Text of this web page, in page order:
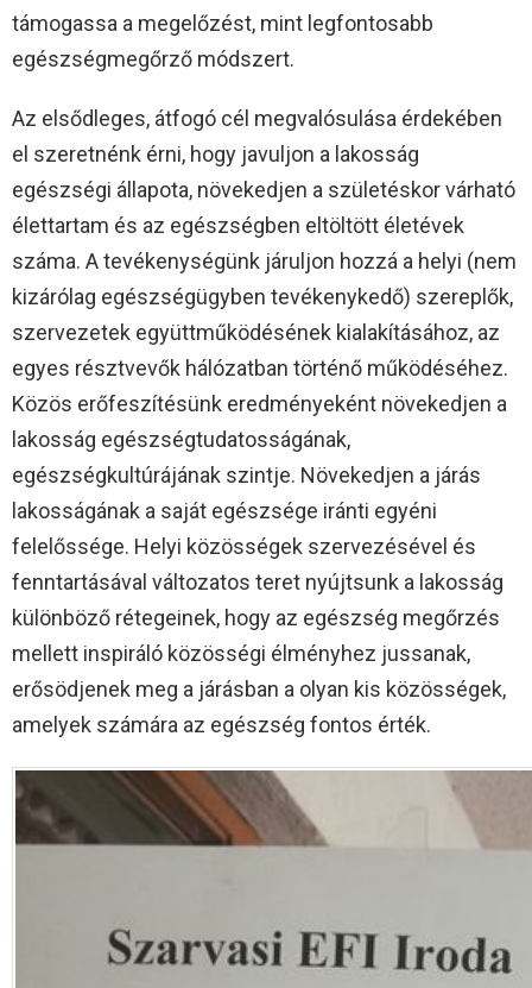
támogassa a megelőzést, mint legfontosabb
egészségmegőrző módszert.
Az elsődleges, átfogó cél megvalósulása érdekében
el szeretnénk érni, hogy javuljon a lakosság
egészségi állapota, növekedjen a születéskor várható
élettartam és az egészségben eltöltött életévek
száma. A tevékenységünk járuljon hozzá a helyi (nem
kizárólag egészségügyben tevékenykedő) szereplők,
szervezetek együttműködésének kialakításához, az
egyes résztvevők hálózatban történő működéséhez.
Közös erőfeszítésünk eredményeként növekedjen a
lakosság egészségtudatosságának,
egészségkultúrájának szintje. Növekedjen a járás
lakosságának a saját egészsége iránti egyéni
felelőssége. Helyi közösségek szervezésével és
fenntartásával változatos teret nyújtsunk a lakosság
különböző rétegeinek, hogy az egészség megőrzés
mellett inspiráló közösségi élményhez jussanak,
erősödjenek meg a járásban a olyan kis közösségek,
amelyek számára az egészség fontos érték.